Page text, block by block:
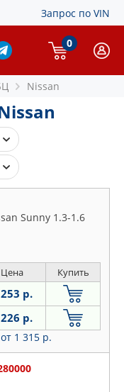
Запрос по VIN
0
Nissan
Sunny 1.3-1.6
Цена Купить
р.
р.
от 1 315 р.